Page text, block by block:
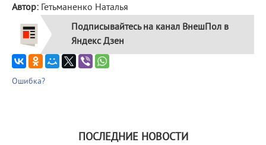
Автор: Гетьманенко Наталья
Подписывайтесь на канал ВнешПол в
Яндекс Дзен
Ошибка?
ПОСЛЕДНИЕ НОВОСТИ